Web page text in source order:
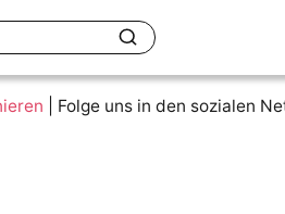
Was
Ziele und Mitmachen
Folge uns in den sozialen